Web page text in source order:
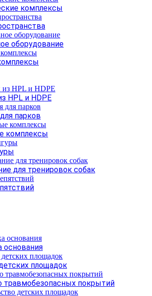
комплексы
оборудование
HPL и HDPE
парков
комплексы
для тренировок собак
основания
площадок
травмобезопасных покрытий